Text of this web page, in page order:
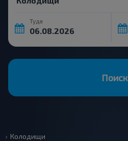
Туда
Поиск
Колодищи